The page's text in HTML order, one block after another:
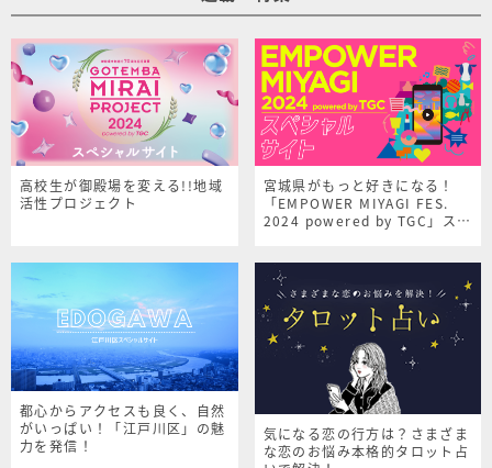
高校生が御殿場を変える!!地域
活性プロジェクト
宮城県がもっと好きになる！
「EMPOWER MIYAGI FES.
2024 powered by TGC」スペ
都心からアクセスも良く、自然
がいっぱい！「江戸川区」の魅
力を発信！
気になる恋の行方は？さまざま
な恋のお悩み本格的タロット占